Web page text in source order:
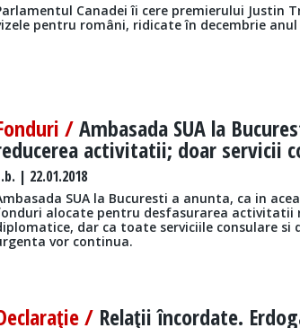
Canadei îi cere premierului Justin
pentru români, ridicate în decembrie
/Ambasada SUA la
activitatii; doar servicii
| 22.01.2018
SUA la Bucuresti a anunta, ca in
alocate pentru desfasurarea activitatii
dar ca toate serviciile consulare si
vor continua.
/ Relaţii încordate.